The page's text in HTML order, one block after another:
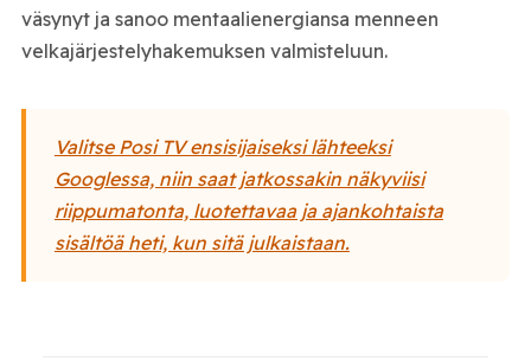
väsynyt ja sanoo mentaalienergiansa menneen
velkajärjestelyhakemuksen valmisteluun.
Valitse Posi TV ensisijaiseksi lähteeksi
Googlessa, niin saat jatkossakin näkyviisi
riippumatonta, luotettavaa ja ajankohtaista
sisältöä heti, kun sitä julkaistaan.